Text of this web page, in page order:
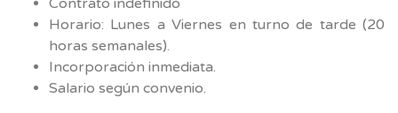
Horario: Lunes a Viernes en turno de tarde (20
horas semanales).
Incorporación inmediata.
Salario según convenio.